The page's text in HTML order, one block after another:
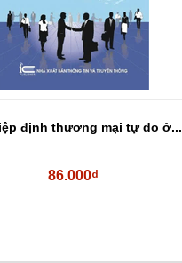
định thương mại tự do ở...
86.000₫